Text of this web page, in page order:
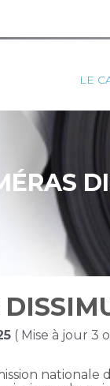
LE
( Mise à jour 3
nationale